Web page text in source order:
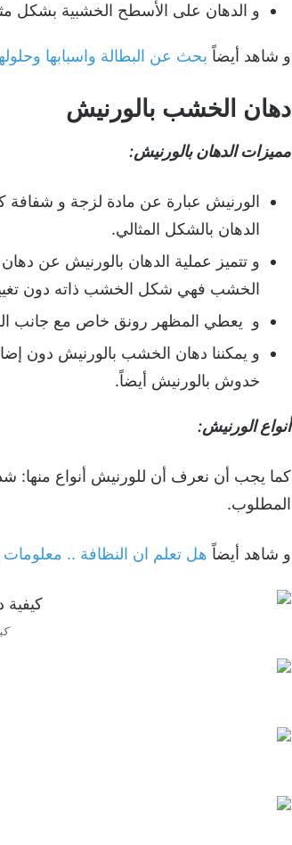
و الدهان على الأسطح الخشبية بشكل
و شاهد أيضاً بحث عن البطالة واسبابها
دهان الخشب بالورنيش
مميزات الدهان بالورنيش:
الورنيش عبارة عن مادة لزجة و شفافة
الدهان بالشكل المثالي.
و تتميز عملية الدهان بالورنيش عن
الخشب فهي شكل الخشب ذاته دون
و يعطي المظهر رونق خاص مع جانب
و يمكننا دهان الخشب بالورنيش دون
خدوش بالورنيش أيضاً.
أنواع الورنيش:
كما يجب أن نعرف أن للورنيش أنواع منها:
المطلوب.
و شاهد أيضاً هل تعلم ان النظافة ..